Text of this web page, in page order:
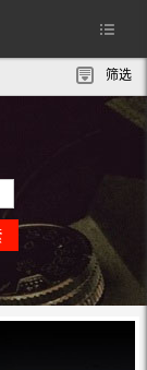
筛选